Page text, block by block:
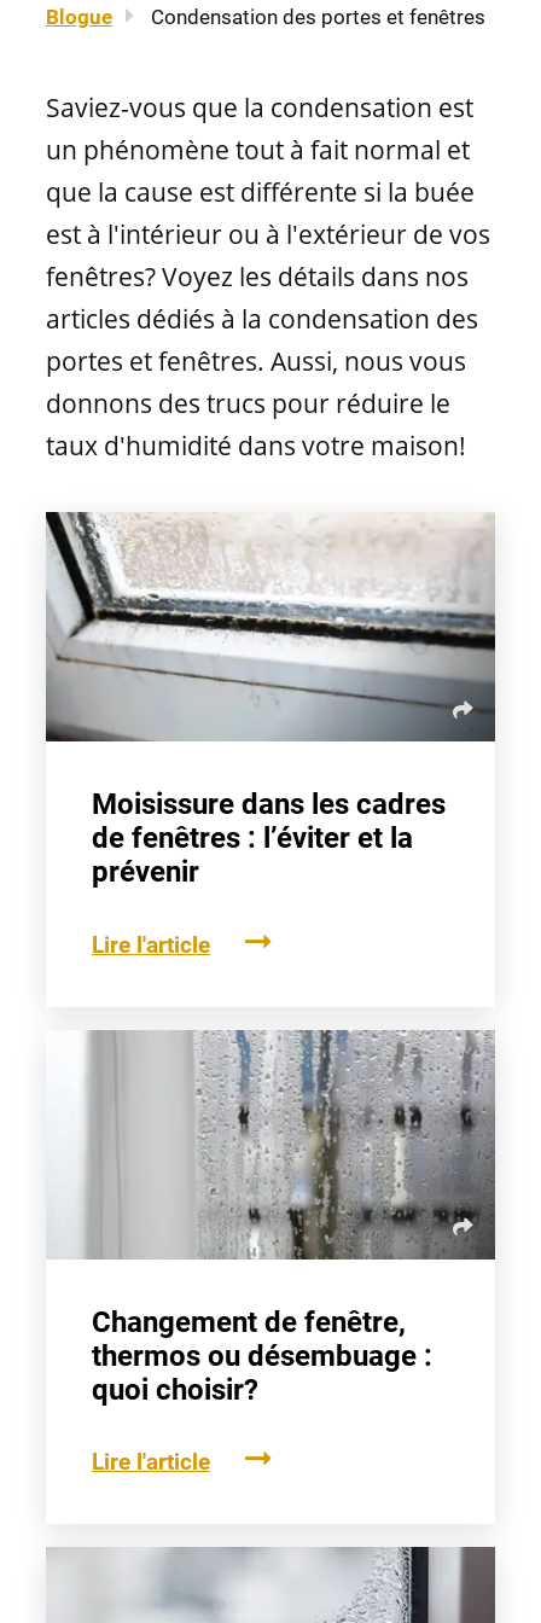
Blogue Condensation des portes et fenêtres
Saviez-vous que la condensation est
un phénomène tout à fait normal et
que la cause est différente si la buée
est à l'intérieur ou à l'extérieur de vos
fenêtres? Voyez les détails dans nos
articles dédiés à la condensation des
portes et fenêtres. Aussi, nous vous
donnons des trucs pour réduire le
taux d'humidité dans votre maison!
Moisissure dans les cadres
de fenêtres : l’éviter et la
prévenir
Lire l'article
Changement de fenêtre,
thermos ou désembuage :
quoi choisir?
Lire l'article
Matériaux de portes
Fenêtres à guillotine
Fenêtres fixes
Fenêtres architecturales
Matériaux de fenêtres
À propos
Nous joindre
Nos détaillants
Brochures et guides
FAQ
Mentions légales
EN
CONCEPTION